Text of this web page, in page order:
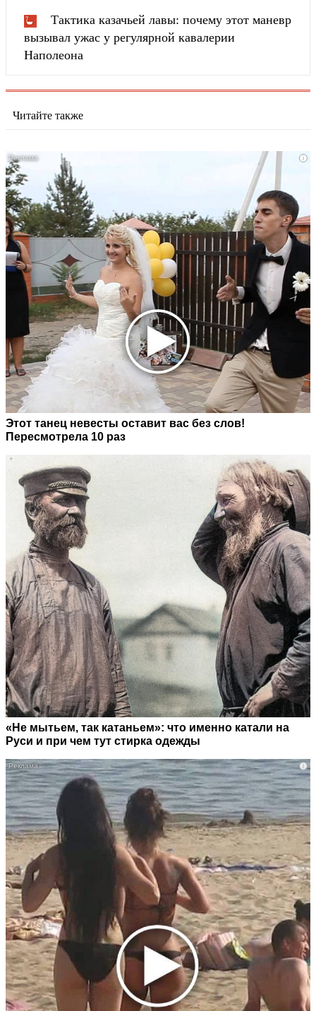
Тактика казачьей лавы: почему этот маневр
вызывал ужас у регулярной кавалерии
Наполеона
Читайте также
i
Этот танец невесты оставит вас без слов!
Пересмотрела 10 раз
«Не мытьем, так катаньем»: что именно катали на
Руси и при чем тут стирка одежды
i